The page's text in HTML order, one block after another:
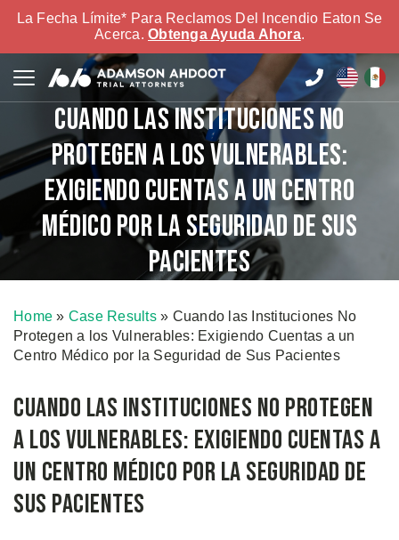
La Fecha Límite* Para Reclamos Del Incendio Eaton Se
Acerca. Obtenga Ayuda Ahora.
Cuando las Instituciones No
Protegen a los Vulnerables:
Exigiendo Cuentas a un Centro
Médico por la Seguridad de Sus
Pacientes
Home » Case Results» Cuando las Instituciones No
Protegen a los Vulnerables: Exigiendo Cuentas a un
Centro Médico por la Seguridad de Sus Pacientes
Cuando las Instituciones No Protegen
a los Vulnerables: Exigiendo Cuentas a
un Centro Médico por la Seguridad de
Sus Pacientes